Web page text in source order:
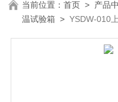
当前位置：首页 > 产品
温试验箱 >YSDW-010